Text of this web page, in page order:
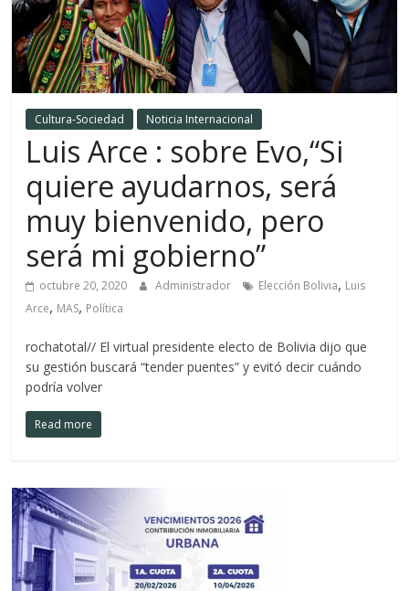
Cultura-Sociedad Noticia Internacional
Luis Arce : sobre Evo,“Si
quiere ayudarnos, será
muy bienvenido, pero
será mi gobierno”
octubre 20, 2020 Administrador Elección Bolivia, Luis
Arce, MAS, Política
rochatotal// El virtual presidente electo de Bolivia dijo que
su gestión buscará “tender puentes” y evitó decir cuándo
podría volver
Read more